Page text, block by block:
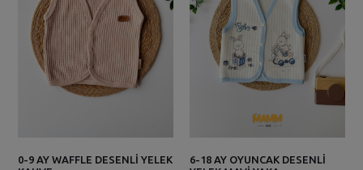
0-9 AY WAFFLE DESENLİ YELEK
6-18 AY OYUNCAK DESENLİ